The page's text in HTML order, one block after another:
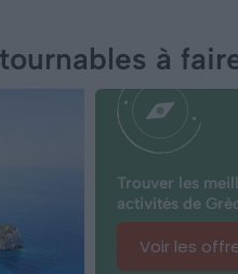
à
Trouver les
activités de
Voir les